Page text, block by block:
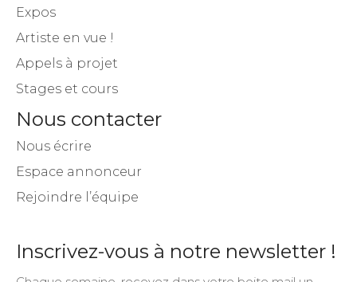
Expos
Artiste en vue !
Appels à projet
Stages et cours
Nous contacter
Nous écrire
Espace annonceur
Rejoindre l’équipe
Inscrivez-vous à notre newsletter !